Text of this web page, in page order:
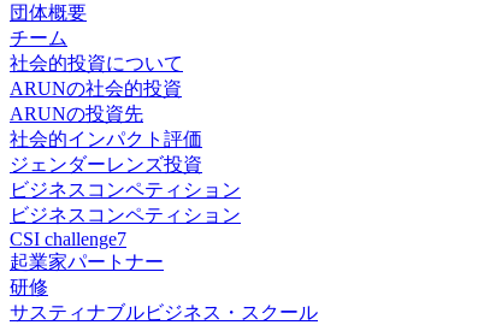
団体概要
チーム
社会的投資について
ARUNの社会的投資
ARUNの投資先
社会的インパクト評価
ジェンダーレンズ投資
ビジネスコンペティション
ビジネスコンペティション
CSI challenge7
起業家パートナー
研修
サスティナブルビジネス・スクール